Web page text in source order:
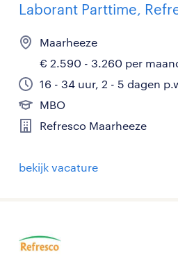
Laborant Parttime,
Maarheeze
€ 2.590 - 3.260 per
16 - 34 uur, 2 - 5 dagen
MBO
Refresco Maarheeze
bekijk vacature